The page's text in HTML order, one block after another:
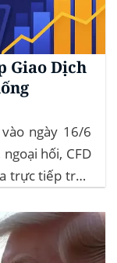
Giao Dịch
ngày 16/6
hối, CFD
trực tiếp trên